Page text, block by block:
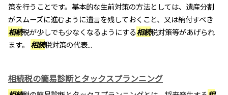
策を行うことです。基本的な生前対策の方法としては、遺産分割
がスムーズに進むように遺言を残しておくこと、又は納付すべき
相続税が少しでも少なくなるようにする相続税対策等があげられ
ます。 相続税対策の代表...
相続税の簡易診断とタックスプランニング